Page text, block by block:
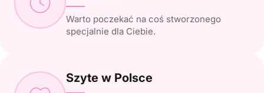
Warto poczekać na coś stworzonego
specjalnie dla Ciebie.
Szyte w Polsce